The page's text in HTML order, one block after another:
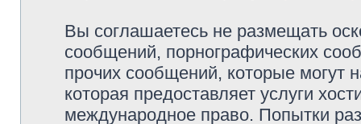
Вы соглашаетесь не размещать
сообщений, порнографических
прочих сообщений, которые могут
которая предоставляет услуги
международное право. Попытки